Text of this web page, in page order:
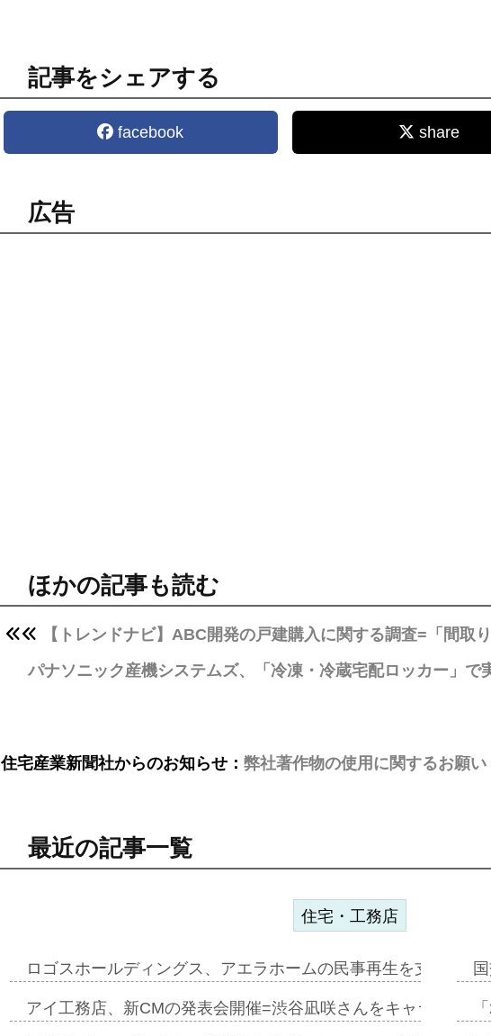
記事をシェアする
facebook share
広告
ほかの記事も読む
【トレンドナビ】ABC開発の戸建購入に関する調査=「間取
パナソニック産機システムズ、「冷凍・冷蔵宅配ロッカー」
住宅産業新聞社からのお知らせ： 弊社著作物の使用に関するお願い
最近の記事一覧
住宅・工務店
ロゴスホールディングス、アエラホームの民事再生を支援=ス
アイ工務店、新CMの発表会開催=渋谷凪咲さんをキャラクタ